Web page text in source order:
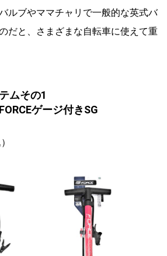
ルブやママチャリで一般的な英式バ
だと、さまざまな自転車に使えて重
ムその1
ゲージ付きSG